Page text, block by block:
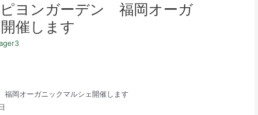
ヨンガーデン 福岡オーガ
催します
岡オーガニックマルシェ開催します